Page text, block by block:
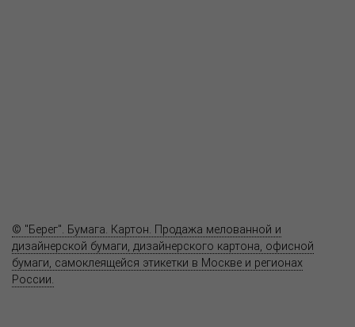
© "Берег". Бумага. Картон. Продажа мелованной и
дизайнерской бумаги, дизайнерского картона, офисной
бумаги, самоклеящейся этикетки в Москве и регионах
России.